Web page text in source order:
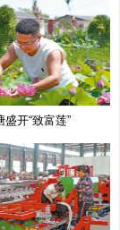
盛开“致富莲”